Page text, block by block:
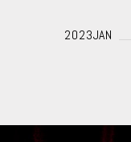
2023JAN